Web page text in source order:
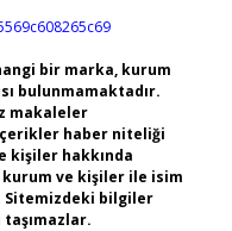
bir marka, kurum
bulunmamaktadır.
makaleler
haber niteliği
kişiler hakkında
kurum ve kişiler ile isim
bilgiler